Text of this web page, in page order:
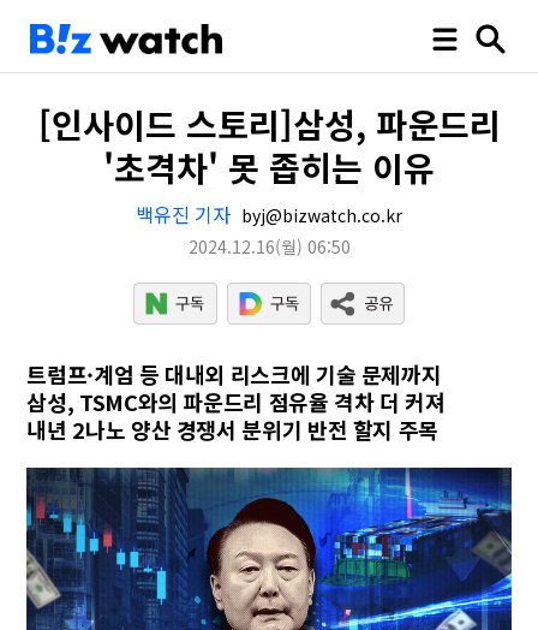
[인사이드 스토리]삼성, 파운드리
'초격차' 못 좁히는 이유
백유진 기자 byj@bizwatch.co.kr
2024.12.16(월) 06:50
트럼프·계엄 등 대내외 리스크에 기술 문제까지
삼성, TSMC와의 파운드리 점유율 격차 더 커져
내년 2나노 양산 경쟁서 분위기 반전 할지 주목